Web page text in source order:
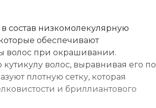
состав низкомолекулярную
обеспечивают
волос при окрашивании.
волос, выравнивая его по
плотную сетку, которая
и бриллиантового